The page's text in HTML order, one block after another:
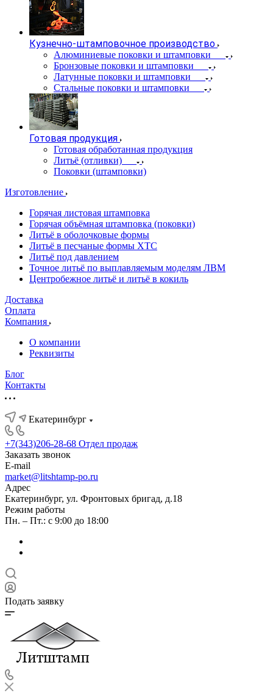
Кузнечно-штамповочное производство
Алюминиевые поковки и штамповки
Бронзовые поковки и штамповки
Латунные поковки и штамповки
Стальные поковки и штамповки
Готовая продукция
Готовая обработанная продукция
Литьё (отливки)
Поковки (штамповки)
Изготовление
Горячая листовая штамповка
Горячая объёмная штамповка (поковки)
Литьё в оболочковые формы
Литьё в песчаные формы ХТС
Литьё под давлением
Точное литьё по выплавляемым моделям ЛВМ
Центробежное литьё и литьё в кокиль
Доставка
Оплата
Компания
О компании
Реквизиты
Блог
Контакты
Екатеринбург
+7(343)206-28-68 Отдел продаж
Заказать звонок
E-mail
market@litshtamp-po.ru
Адрес
Екатеринбург, ул. Фронтовых бригад, д.18
Режим работы
Пн. – Пт.: с 9:00 до 18:00
Подать заявку